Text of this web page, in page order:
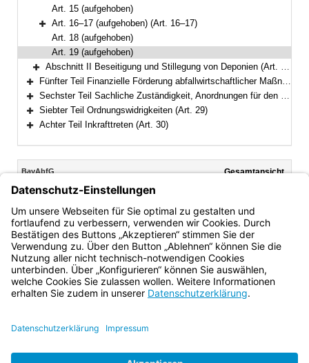
Art. 15 (aufgehoben)
Bereich erweitern
Art. 16–17 (aufgehoben) (Art. 16–17)
Art. 18 (aufgehoben)
Art. 19 (aufgehoben)
Bereich erweitern
Abschnitt II Beseitigung und Stillegung von Deponien (Art. 20–22)
Bereich erweitern
Fünfter Teil Finanzielle Förderung abfallwirtschaftlicher Maßnahmen (Art. 23–24)
Bereich erweitern
Sechster Teil Sachliche Zuständigkeit, Anordnungen für den Einzelfall, Aufsicht (Art. 25–28)
Bereich erweitern
Siebter Teil Ordnungswidrigkeiten (Art. 29)
Achter Teil Inkrafttreten (Art. 30)
Inhalt
BayAbfG
Fassung: 09.08.1996
Gesamtansicht
Art. 19 (aufgehoben)
Bayern.de
BayernPortal
Impressum